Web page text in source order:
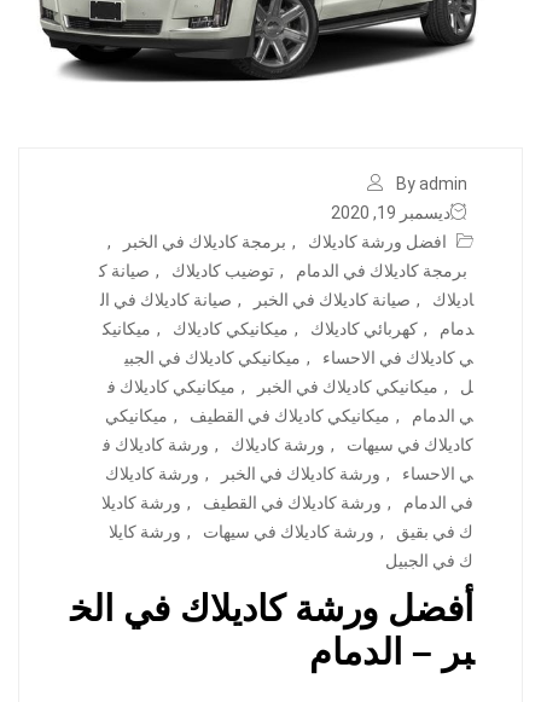
By admin
ديسمبر 19, 2020
افضل ورشة كاديلاك
, برمجة كاديلاك في الخبر
,
برمجة كاديلاك في الدمام
, توضيب كاديلاك , صيانة ك
اديلاك
, صيانة كاديلاك في الخبر , صيانة كاديلاك في ال
دمام
, كهربائي كاديلاك , ميكانيكي كاديلاك , ميكانيك
ي كاديلاك في الاحساء
, ميكانيكي كاديلاك في الجبي
ل
, ميكانيكي كاديلاك في الخبر , ميكانيكي كاديلاك ف
ي الدمام
, ميكانيكي كاديلاك في القطيف , ميكانيكي
كاديلاك في سيهات
, ورشة كاديلاك , ورشة كاديلاك ف
ي الاحساء
, ورشة كاديلاك في الخبر , ورشة كاديلاك
في الدمام
, ورشة كاديلاك في القطيف , ورشة كاديلا
ك في بقيق
, ورشة كاديلاك في سيهات , ورشة كايلا
ك في الجبيل
أفضل ورشة كاديلاك في الخ
بر – الدمام